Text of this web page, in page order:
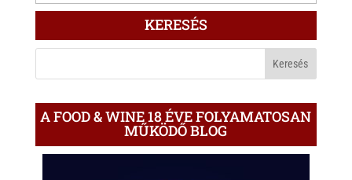
ÍRÁS
KERESÉS
A FOOD & WINE 18 ÉVE FOLYAMATOSAN
MŰKÖDŐ BLOG